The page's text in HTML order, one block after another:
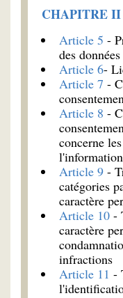
CHAPITRE II
Article 5 -
des
Article 6-
Article 7 -
Article 8 -
concerne
l'information
Article 9 -
catégories
caractère
Article 10 -
caractère
infractions
Article 11 -